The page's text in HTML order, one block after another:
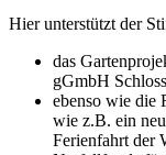
Hier unterstützt der
das
gGmbH
ebenso wie die
wie z.B. ein
Ferienfahrt der